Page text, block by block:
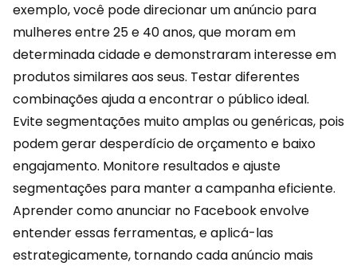
exemplo, você pode direcionar um anúncio para
mulheres entre 25 e 40 anos, que moram em
determinada cidade e demonstraram interesse em
produtos similares aos seus. Testar diferentes
combinações ajuda a encontrar o público ideal.
Evite segmentações muito amplas ou genéricas, pois
podem gerar desperdício deorçamentoe baixo
engajamento. Monitore resultados e ajuste
segmentações para manter a campanha eficiente.
Aprender como anunciar no Facebook envolve
entender essas ferramentas, e aplicá-las
estrategicamente, tornando cada anúncio mais